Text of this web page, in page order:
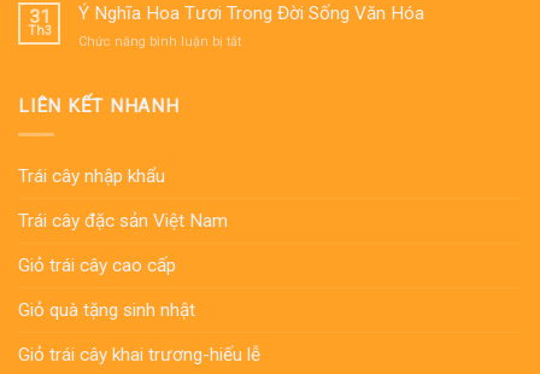
Cây
Việt
Nâng
Sắc
31
Th3
Ý Nghĩa Hoa Tươi Trong Đời Sống Văn Hóa
Chức năng bình luận bị tắtở
LIÊN KẾT NHANH
Trái cây nhập khẩu
Trái cây đặc sản Việt Nam
Giỏ trái cây cao cấp
Giỏ quà tặng sinh nhật
Giỏ trái cây khai trương-hiếu lễ